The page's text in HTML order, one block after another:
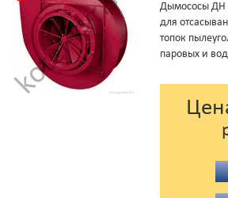
Дымососы ДН
для
топок
паровых и